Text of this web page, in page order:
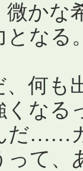
かな
となる
も出
くな
だ……
って、